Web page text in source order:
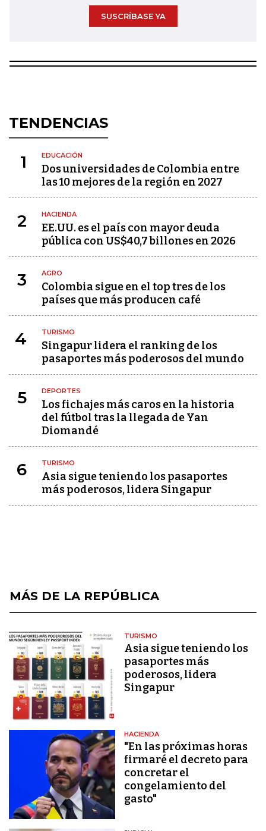
SUSCRÍBASE YA
TENDENCIAS
1 EDUCACIÓN
Dos universidades de Colombia entre
las 10 mejores de la región en 2027
2 HACIENDA
EE.UU. es el país con mayor deuda
pública con US$40,7 billones en 2026
3 AGRO
Colombia sigue en el top tres de los
países que más producen café
4 TURISMO
Singapur lidera el ranking de los
pasaportes más poderosos del mundo
5 DEPORTES
Los fichajes más caros en la historia
del fútbol tras la llegada de Yan
Diomandé
6 TURISMO
Asia sigue teniendo los pasaportes
más poderosos, lidera Singapur
MÁS DE LA REPÚBLICA
TURISMO
Asia sigue teniendo los
pasaportes más
poderosos, lidera
Singapur
HACIENDA
"En las próximas horas
firmaré el decreto para
concretar el
congelamiento del
gasto"